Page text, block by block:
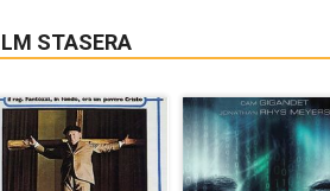
STASERA